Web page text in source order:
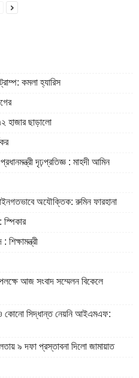
কমলা হ্যারিস
হাজার ছাড়ালো
দৃঢ়প্রতিজ্ঞ : মাহদী আমিন
অযৌক্তিক: রুমিন ফারহানা
স্পিকার
শিক্ষামন্ত্রী
আজ সংবাদ সম্মেলন বিকেলে
কোনো সিদ্ধান্ত নেয়নি আইএমএফ:
৯ দফা প্রস্তাবনা দিলো জামায়াত